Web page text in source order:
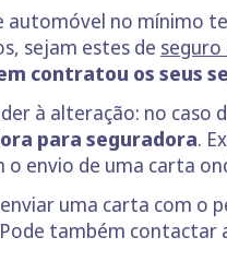
automóvel no mínimo
sejam estes de seguro
contratou os seus
à alteração: no caso
para seguradora.
o envio de uma carta
uma carta com o
Pode também contactar